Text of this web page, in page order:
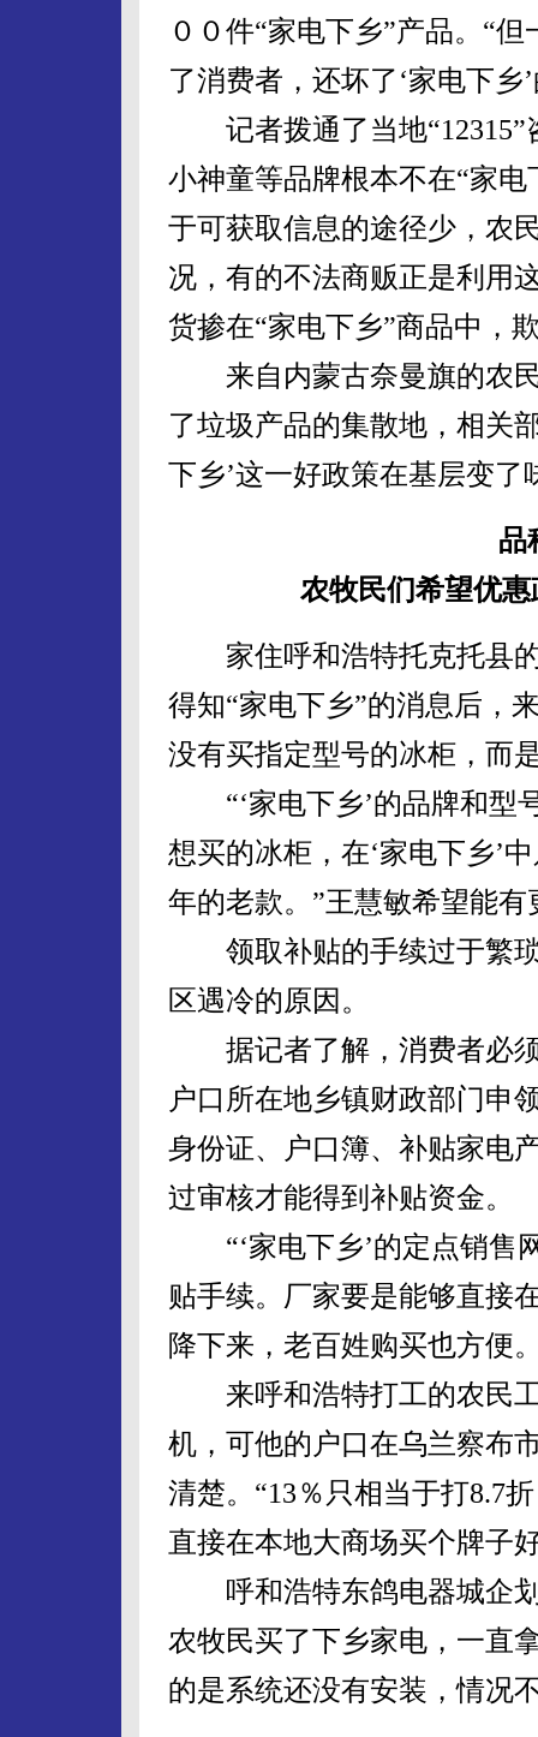
００件“家电下乡”产品。“
了消费者，还坏了‘家电下乡
记者拨通了当地“12315”
小神童等品牌根本不在“家
于可获取信息的途径少，农
况，有的不法商贩正是利用
货掺在“家电下乡”商品中，
来自内蒙古奈曼旗的农民
了垃圾产品的集散地，相关
下乡’这一好政策在基层变了
品
农牧民们希望优
家住呼和浩特托克托县的
得知“家电下乡”的消息后，
没有买指定型号的冰柜，而
“‘家电下乡’的品牌和型
想买的冰柜，在‘家电下乡’
年的老款。”王慧敏希望能
领取补贴的手续过于繁琐
区遇冷的原因。
据记者了解，消费者必须
户口所在地乡镇财政部门申
身份证、户口簿、补贴家电
过审核才能得到补贴资金。
“‘家电下乡’的定点销售
贴手续。厂家要是能够直接
降下来，老百姓购买也方便
来呼和浩特打工的农民工
机，可他的户口在乌兰察布
清楚。“13％只相当于打8.7
直接在本地大商场买个牌子
呼和浩特东鸽电器城企划
农牧民买了下乡家电，一直
的是系统还没有安装，情况